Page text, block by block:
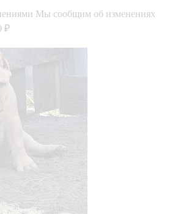
Мы сообщим об изменениях
₽